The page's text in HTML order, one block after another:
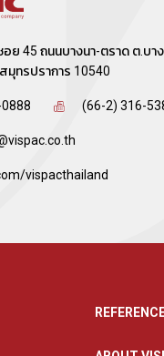
อย 45 ถนนบางนา-ตราด ต.บา
มุทรปราการ 10540
(66-2) 316-
vispacthailand